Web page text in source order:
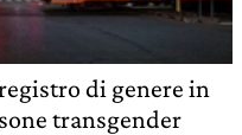
di genere in
transgender